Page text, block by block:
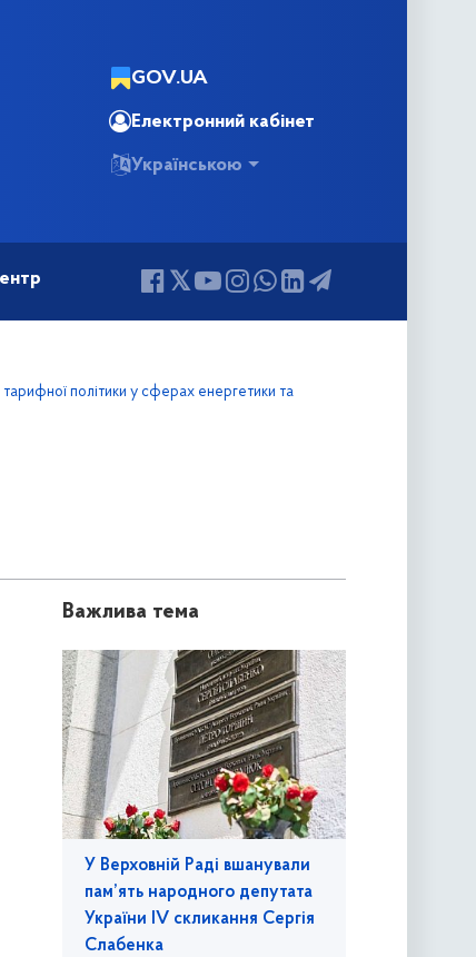
GOV.UA
Електронний кабінет
Українською
тарифної політики у сферах енергетики та
Важлива тема
У Верховній Раді вшанували
пам’ять народного депутата
України IV скликання Сергія
Слабенка